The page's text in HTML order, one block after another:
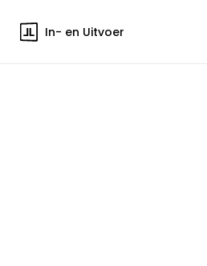
In- en Uitvoer